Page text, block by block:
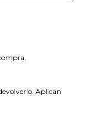
Aplican